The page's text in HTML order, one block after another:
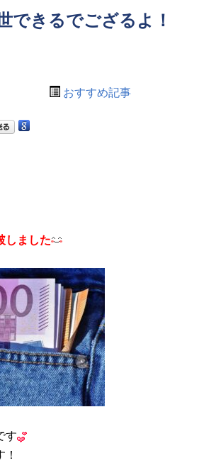
できるでござるよ！
おすすめ記事
しました
す